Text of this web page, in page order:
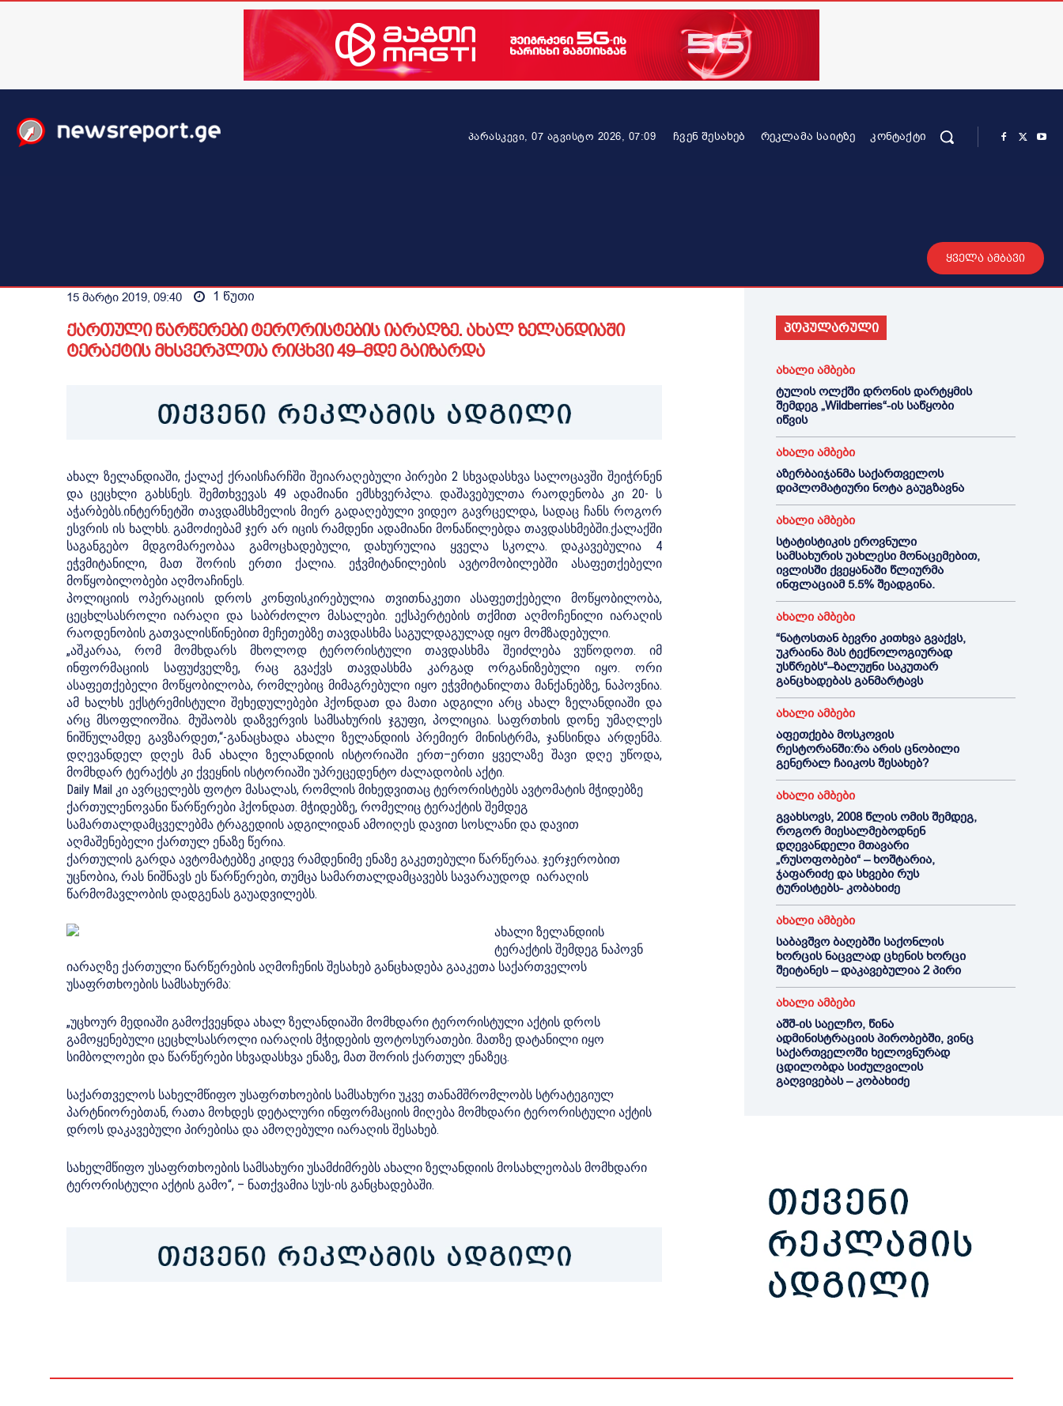
პარასკევი, 07 აგვისტო 2026, 07:09 ᲩᲕᲔᲜ ᲨᲔᲡᲐᲮᲔᲑ ᲠᲔᲙᲚᲐᲛᲐ ᲡᲐᲘᲢᲖᲔ ᲙᲝᲜᲢᲐᲥᲢᲘ
ყველა ამბავი
15 მარტი 2019, 09:40 1 წუთი
ქართული წარწერები ტერორისტების იარაღზე. ახალ ზელანდიაში
ტერაქტის მხსვერპლთა რიცხვი 49–მდე გაიზარდა
ახალ ზელანდიაში, ქალაქ ქრაისჩარჩში შეიარაღებული პირები 2 სხვადასხვა სალოცავში შეიჭრნენ
და ცეცხლი გახსნეს. შემთხვევას 49 ადამიანი ემსხვერპლა. დაშავებულთა რაოდენობა კი 20- ს
აჭარბებს.ინტერნეტში თავდამსხმელის მიერ გადაღებული ვიდეო გავრცელდა, სადაც ჩანს როგორ
ესვრის ის ხალხს. გამოძიებამ ჯერ არ იცის რამდენი ადამიანი მონაწილებდა თავდასხმებში.ქალაქში
საგანგებო მდგომარეობაა გამოცხადებული, დახურულია ყველა სკოლა. დაკავებულია 4
ეჭვმიტანილი, მათ შორის ერთი ქალია. ეჭვმიტანილების ავტომობილებში ასაფეთქებელი
მოწყობილობები აღმოაჩინეს.
პოლიციის ოპერაციის დროს კონფისკირებულია თვითნაკეთი ასაფეთქებელი მოწყობილობა,
ცეცხლსასროლი იარაღი და საბრძოლო მასალები. ექსპერტების თქმით აღმოჩენილი იარაღის
რაოდენობის გათვალისწინებით მეჩეთებზე თავდასხმა საგულდაგულად იყო მომზადებული.
„აშკარაა, რომ მომხდარს მხოლოდ ტერორისტული თავდასხმა შეიძლება ვუწოდოთ. იმ
ინფორმაციის საფუძველზე, რაც გვაქვს თავდასხმა კარგად ორგანიზებული იყო. ორი
ასაფეთქებელი მოწყობილობა, რომლებიც მიმაგრებული იყო ეჭვმიტანილთა მანქანებზე, ნაპოვნია.
ამ ხალხს ექსტრემისტული შეხედულებები ჰქონდათ და მათი ადგილი არც ახალ ზელანდიაში და
არც მსოფლიოშია. მუშაობს დაზვერვის სამსახურის ჯგუფი, პოლიცია. საფრთხის დონე უმაღლეს
ნიშნულამდე გავზარდეთ,“-განაცხადა ახალი ზელანდიის პრემიერ მინისტრმა, ჯანსინდა არდენმა.
დღევანდელ დღეს მან ახალი ზელანდიის ისტორიაში ერთ–ერთი ყველაზე შავი დღე უწოდა,
მომხდარ ტერაქტს კი ქვეყნის ისტორიაში უპრეცედენტო ძალადობის აქტი.
Daily Mail კი ავრცელებს ფოტო მასალას, რომლის მიხედვითაც ტერორისტებს ავტომატის მჭიდებზე
ქართულენოვანი წარწერები ჰქონდათ. მჭიდებზე, რომელიც ტერაქტის შემდეგ
სამართალდამცველებმა ტრაგედიის ადგილიდან ამოიღეს დავით სოსლანი და დავით
აღმაშენებელი ქართულ ენაზე წერია.
ქართულის გარდა ავტომატებზე კიდევ რამდენიმე ენაზე გაკეთებული წარწერაა. ჯერჯერობით
უცნობია, რას ნიშნავს ეს წარწერები, თუმცა სამართალდამცავებს სავარაუდოდ იარაღის
წარმომავლობის დადგენას გაუადვილებს.
ახალი ზელანდიის
ტერაქტის შემდეგ ნაპოვნ
იარაღზე ქართული წარწერების აღმოჩენის შესახებ განცხადება გააკეთა საქართველოს
უსაფრთხოების სამსახურმა:
„უცხოურ მედიაში გამოქვეყნდა ახალ ზელანდიაში მომხდარი ტერორისტული აქტის დროს
გამოყენებული ცეცხლსასროლი იარაღის მჭიდების ფოტოსურათები. მათზე დატანილი იყო
სიმბოლოები და წარწერები სხვადასხვა ენაზე, მათ შორის ქართულ ენაზეც.
საქართველოს სახელმწიფო უსაფრთხოების სამსახური უკვე თანამშრომლობს სტრატეგიულ
პარტნიორებთან, რათა მოხდეს დეტალური ინფორმაციის მიღება მომხდარი ტერორისტული აქტის
დროს დაკავებული პირებისა და ამოღებული იარაღის შესახებ.
სახელმწიფო უსაფრთხოების სამსახური უსამძიმრებს ახალი ზელანდიის მოსახლეობას მომხდარი
ტერორისტული აქტის გამო“, – ნათქვამია სუს-ის განცხადებაში.
პოპულარული
ახალი ამბები
ტულის ოლქში დრონის დარტყმის
შემდეგ „Wildberries“-ის საწყობი
იწვის
ახალი ამბები
აზერბაიჯანმა საქართველოს
დიპლომატიური ნოტა გაუგზავნა
ახალი ამბები
სტატისტიკის ეროვნული
სამსახურის უახლესი მონაცემებით,
ივლისში ქვეყანაში წლიურმა
ინფლაციამ 5.5% შეადგინა.
ახალი ამბები
“ნატოსთან ბევრი კითხვა გვაქვს,
უკრაინა მას ტექნოლოგიურად
უსწრებს“–ზალუჟნი საკუთარ
განცხადებას განმარტავს
ახალი ამბები
აფეთქება მოსკოვის
რესტორანში:რა არის ცნობილი
გენერალ ჩაიკოს შესახებ?
ახალი ამბები
გვახსოვს, 2008 წლის ომის შემდეგ,
როგორ მიესალმებოდნენ
დღევანდელი მთავარი
„რუსოფობები“ – ხოშტარია,
ჯაფარიძე და სხვები რუს
ტურისტებს- კობახიძე
ახალი ამბები
საბავშვო ბაღებში საქონლის
ხორცის ნაცვლად ცხენის ხორცი
შეიტანეს – დაკავებულია 2 პირი
ახალი ამბები
აშშ-ის საელჩო, წინა
ადმინისტრაციის პირობებში, ვინც
საქართველოში ხელოვნურად
ცდილობდა სიძულვილის
გაღვივებას – კობახიძე